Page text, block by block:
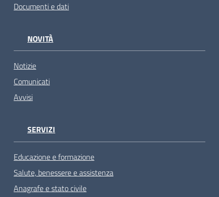
Documenti e dati
NOVITÀ
Notizie
Comunicati
Avvisi
SERVIZI
Educazione e formazione
Salute, benessere e assistenza
Anagrafe e stato civile